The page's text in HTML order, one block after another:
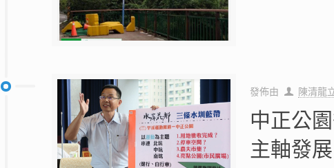
發佈由 陳清龍
中正公
主軸發展